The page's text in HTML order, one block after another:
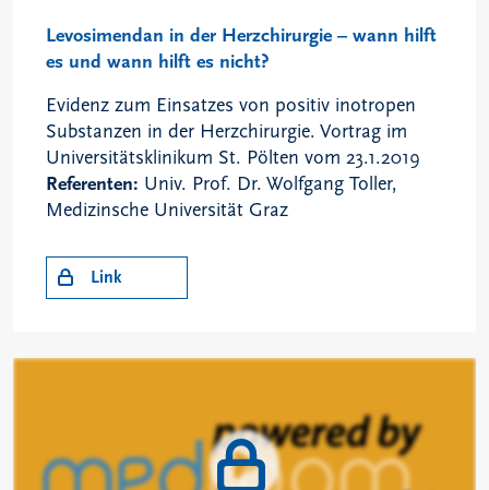
Levosimendan in der Herzchirurgie – wann hilft
es und wann hilft es nicht?
Evidenz zum Einsatzes von positiv inotropen
Substanzen in der Herzchirurgie. Vortrag im
Universitätsklinikum St. Pölten vom 23.1.2019
Referenten: Univ. Prof. Dr. Wolfgang Toller,
Medizinsche Universität Graz
Link